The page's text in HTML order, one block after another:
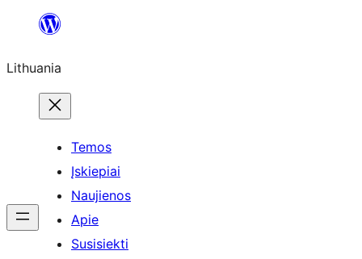
turinio
Lithuania
Temos
Įskiepiai
Naujienos
Apie
Susisiekti